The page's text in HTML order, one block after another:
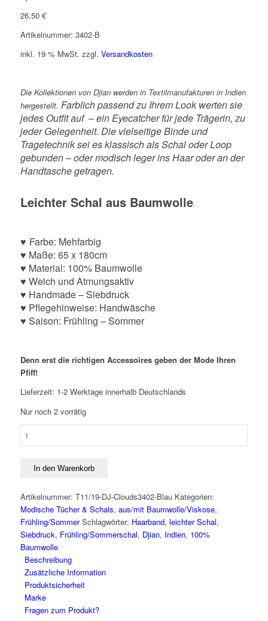
26,50 €
Artikelnummer: 3402-B
inkl. 19 % MwSt. zzgl. Versandkosten
Die Kollektionen von Djian werden in Textilmanufakturen in Indien
hergestellt. Farblich passend zu Ihrem Look werten sie
jedes Outfit auf – ein Eyecatcher für jede Trägerin, zu
jeder Gelegenheit. Die vielseitige Binde und
Tragetechnik sei es klassisch als Schal oder Loop
gebunden – oder modisch leger ins Haar oder an der
Handtasche getragen.
Leichter Schal aus Baumwolle
♥ Farbe: Mehfarbig
♥ Maße: 65 x 180cm
♥ Material: 100% Baumwolle
♥ Weich und Atmungsaktiv
♥ Handmade – Siebdruck
♥ Pflegehinweise: Handwäsche
♥ Saison: Frühling – Sommer
Denn erst die richtigen Accessoires geben der Mode Ihren
Pfiff!
Lieferzeit: 1-2 Werktage innerhalb Deutschlands
Nur noch 2 vorrätig
180
cm
aus
Baumwolle
von
Djian
Menge
In den Warenkorb
Artikelnummer: T11/19-DJ-Clouds3402-Blau Kategorien:
Modische Tücher & Schals, aus/mit Baumwolle/Viskose,
Frühling/Sommer Schlagwörter: Haarband, leichter Schal,
Siebdruck, Frühling/Sommerschal, Djian, Indien, 100%
Baumwolle
Beschreibung
Zusätzliche Information
Produktsicherheit
Marke
Fragen zum Produkt?